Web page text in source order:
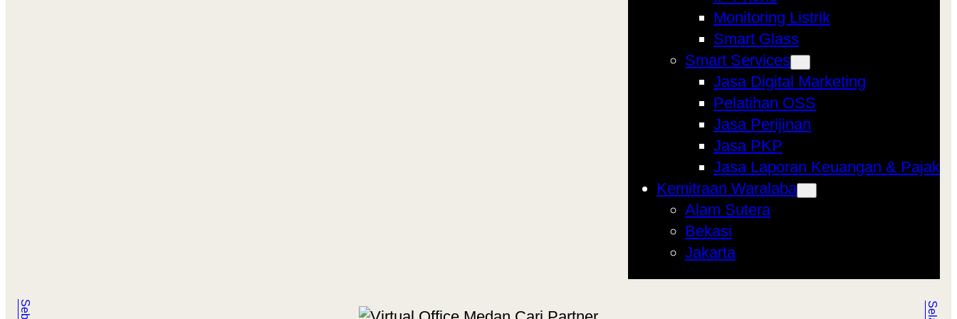
Monitoring Listrik
Smart Glass
Smart Services
Jasa Digital Marketing
Pelatihan OSS
Jasa Perijinan
Jasa PKP
Jasa Laporan Keuangan & Pajak
Kemitraan Waralaba
Alam Sutera
Bekasi
Jakarta